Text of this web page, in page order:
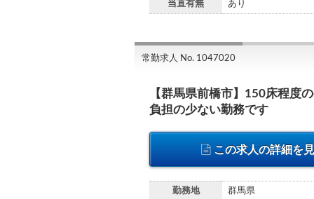
当直有無 あり
常勤求人 No. 1047020
【群馬県前橋市】150床程
負担の少ない勤務です
この求人の詳細を
勤務地 群馬県